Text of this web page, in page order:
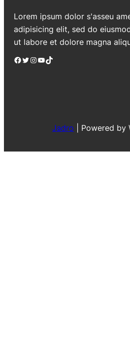
Lorem ipsum dolor s'asseu
adipisicing elit, sed do
ut labore et dolore magna
Facebook Twitter Instagram YouTube TikTok
Jadro Powered by